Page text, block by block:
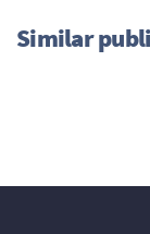
Similar